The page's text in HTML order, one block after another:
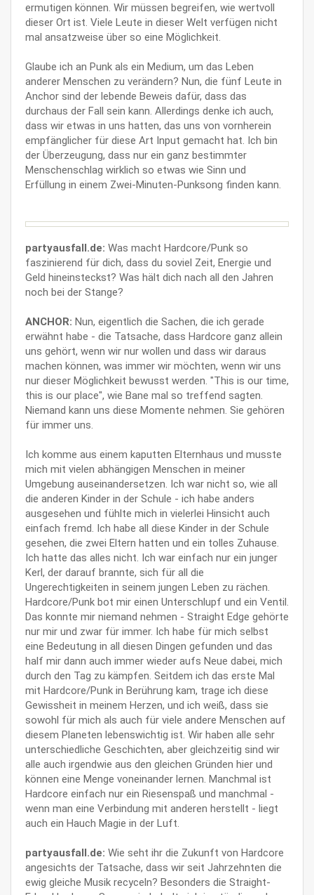
ermutigen können. Wir müssen begreifen, wie wertvoll
dieser Ort ist. Viele Leute in dieser Welt verfügen nicht
mal ansatzweise über so eine Möglichkeit.
Glaube ich an Punk als ein Medium, um das Leben
anderer Menschen zu verändern? Nun, die fünf Leute in
Anchor sind der lebende Beweis dafür, dass das
durchaus der Fall sein kann. Allerdings denke ich auch,
dass wir etwas in uns hatten, das uns von vornherein
empfänglicher für diese Art Input gemacht hat. Ich bin
der Überzeugung, dass nur ein ganz bestimmter
Menschenschlag wirklich so etwas wie Sinn und
Erfüllung in einem Zwei-Minuten-Punksong finden kann.
partyausfall.de: Was macht Hardcore/Punk so
faszinierend für dich, dass du soviel Zeit, Energie und
Geld hineinsteckst? Was hält dich nach all den Jahren
noch bei der Stange?
ANCHOR: Nun, eigentlich die Sachen, die ich gerade
erwähnt habe - die Tatsache, dass Hardcore ganz allein
uns gehört, wenn wir nur wollen und dass wir daraus
machen können, was immer wir möchten, wenn wir uns
nur dieser Möglichkeit bewusst werden. "This is our time,
this is our place", wie Bane mal so treffend sagten.
Niemand kann uns diese Momente nehmen. Sie gehören
für immer uns.
Ich komme aus einem kaputten Elternhaus und musste
mich mit vielen abhängigen Menschen in meiner
Umgebung auseinandersetzen. Ich war nicht so, wie all
die anderen Kinder in der Schule - ich habe anders
ausgesehen und fühlte mich in vielerlei Hinsicht auch
einfach fremd. Ich habe all diese Kinder in der Schule
gesehen, die zwei Eltern hatten und ein tolles Zuhause.
Ich hatte das alles nicht. Ich war einfach nur ein junger
Kerl, der darauf brannte, sich für all die
Ungerechtigkeiten in seinem jungen Leben zu rächen.
Hardcore/Punk bot mir einen Unterschlupf und ein Ventil.
Das konnte mir niemand nehmen - Straight Edge gehörte
nur mir und zwar für immer. Ich habe für mich selbst
eine Bedeutung in all diesen Dingen gefunden und das
half mir dann auch immer wieder aufs Neue dabei, mich
durch den Tag zu kämpfen. Seitdem ich das erste Mal
mit Hardcore/Punk in Berührung kam, trage ich diese
Gewissheit in meinem Herzen, und ich weiß, dass sie
sowohl für mich als auch für viele andere Menschen auf
diesem Planeten lebenswichtig ist. Wir haben alle sehr
unterschiedliche Geschichten, aber gleichzeitig sind wir
alle auch irgendwie aus den gleichen Gründen hier und
können eine Menge voneinander lernen. Manchmal ist
Hardcore einfach nur ein Riesenspaß und manchmal -
wenn man eine Verbindung mit anderen herstellt - liegt
auch ein Hauch Magie in der Luft.
partyausfall.de: Wie seht ihr die Zukunft von Hardcore
angesichts der Tatsache, dass wir seit Jahrzehnten die
ewig gleiche Musik recyceln? Besonders die Straight-